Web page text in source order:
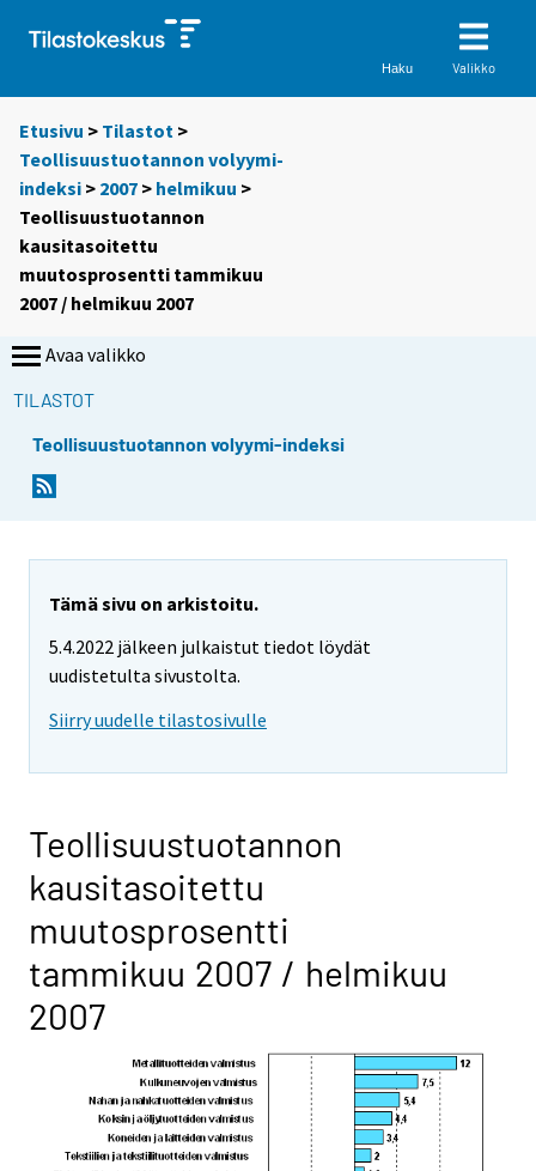
Haku Valikko
Etusivu > Tilastot >
Teollisuustuotannon volyymi-
indeksi > 2007 > helmikuu >
Teollisuustuotannon
kausitasoitettu
muutosprosentti tammikuu
2007 / helmikuu 2007
Avaa valikko
TILASTOT
Teollisuustuotannon volyymi-indeksi
Tämä sivu on arkistoitu.
5.4.2022 jälkeen julkaistut tiedot löydät
uudistetulta sivustolta.
Siirry uudelle tilastosivulle
Teollisuustuotannon
kausitasoitettu
muutosprosentti
tammikuu 2007 / helmikuu
2007